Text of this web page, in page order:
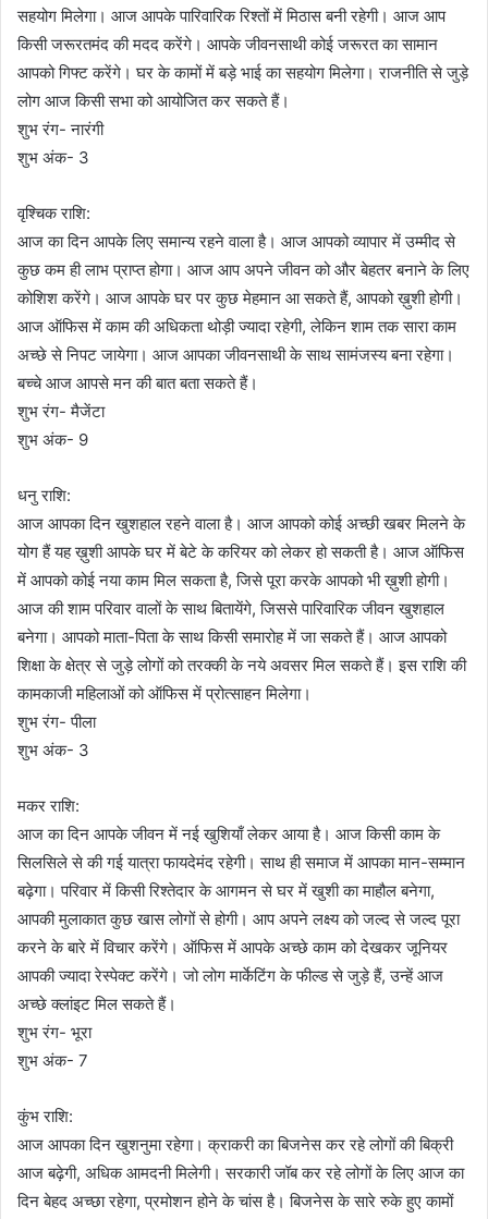
सहयोग मिलेगा। आज आपके पारिवारिक रिश्तों में मिठास बनी रहेगी। आज आप
किसी जरूरतमंद की मदद करेंगे। आपके जीवनसाथी कोई जरूरत का सामान
आपको गिफ्ट करेंगे। घर के कामों में बड़े भाई का सहयोग मिलेगा। राजनीति से जुड़े
लोग आज किसी सभा को आयोजित कर सकते हैं।
शुभ रंग- नारंगी
शुभ अंक- 3
वृश्चिक राशि:
आज का दिन आपके लिए समान्य रहने वाला है। आज आपको व्यापार में उम्मीद से
कुछ कम ही लाभ प्राप्त होगा। आज आप अपने जीवन को और बेहतर बनाने के लिए
कोशिश करेंगे। आज आपके घर पर कुछ मेहमान आ सकते हैं, आपको ख़ुशी होगी।
आज ऑफिस में काम की अधिकता थोड़ी ज्यादा रहेगी, लेकिन शाम तक सारा काम
अच्छे से निपट जायेगा। आज आपका जीवनसाथी के साथ सामंजस्य बना रहेगा।
बच्चे आज आपसे मन की बात बता सकते हैं।
शुभ रंग- मैजेंटा
शुभ अंक- 9
धनु राशि:
आज आपका दिन खुशहाल रहने वाला है। आज आपको कोई अच्छी खबर मिलने के
योग हैं यह ख़ुशी आपके घर में बेटे के करियर को लेकर हो सकती है। आज ऑफिस
में आपको कोई नया काम मिल सकता है, जिसे पूरा करके आपको भी ख़ुशी होगी।
आज की शाम परिवार वालों के साथ बितायेंगे, जिससे पारिवारिक जीवन खुशहाल
बनेगा। आपको माता-पिता के साथ किसी समारोह में जा सकते हैं। आज आपको
शिक्षा के क्षेत्र से जुड़े लोगों को तरक्की के नये अवसर मिल सकते हैं। इस राशि की
कामकाजी महिलाओं को ऑफिस में प्रोत्साहन मिलेगा।
शुभ रंग- पीला
शुभ अंक- 3
मकर राशि:
आज का दिन आपके जीवन में नई खुशियाँ लेकर आया है। आज किसी काम के
सिलसिले से की गई यात्रा फायदेमंद रहेगी। साथ ही समाज में आपका मान-सम्मान
बढ़ेगा। परिवार में किसी रिश्तेदार के आगमन से घर में खुशी का माहौल बनेगा,
आपकी मुलाकात कुछ खास लोगों से होगी। आप अपने लक्ष्य को जल्द से जल्द पूरा
करने के बारे में विचार करेंगे। ऑफिस में आपके अच्छे काम को देखकर जूनियर
आपकी ज्यादा रेस्पेक्ट करेंगे। जो लोग मार्केटिंग के फील्ड से जुड़े हैं, उन्हें आज
अच्छे क्लांइट मिल सकते हैं।
शुभ रंग- भूरा
शुभ अंक- 7
कुंभ राशि:
आज आपका दिन खुशनुमा रहेगा। क्राकरी का बिजनेस कर रहे लोगों की बिक्री
आज बढ़ेगी, अधिक आमदनी मिलेगी। सरकारी जॉब कर रहे लोगों के लिए आज का
दिन बेहद अच्छा रहेगा, प्रमोशन होने के चांस है। बिजनेस के सारे रुके हुए कामों